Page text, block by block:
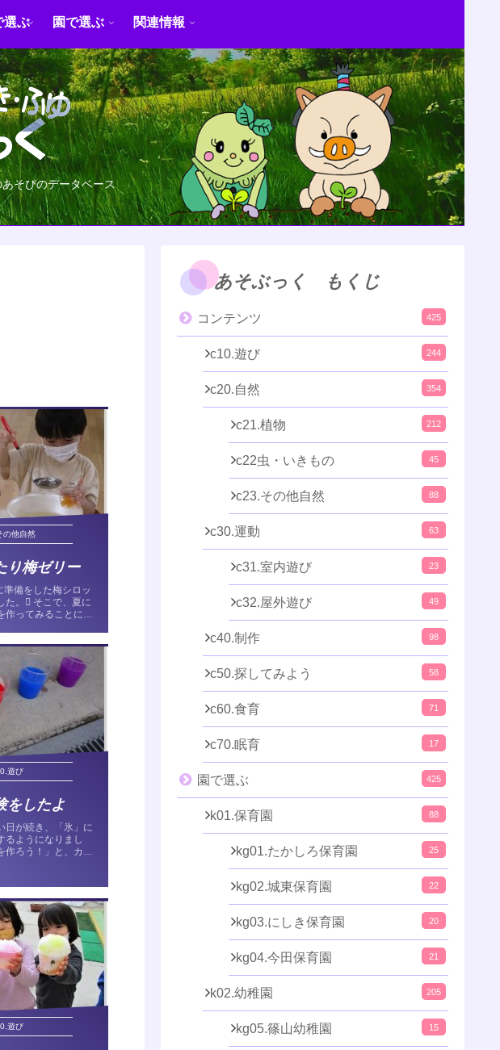
そびのデータベース
選ぶ 園で選ぶ 関連情報
の他自然
り梅ゼリー
備をした梅シロッ
た。 そこで、夏に
作ってみることにし
にみかん（缶詰を
遊び
をしたよ
日が続き、「氷」に
るようになりまし
作ろう！」と、カッ
カチンカチンに凍っ
対に向け...
遊び
あそぶっく もくじ
コンテンツ 425
c10.遊び 244
c20.自然 354
c21.植物 212
c22虫・いきもの 45
c23.その他自然 88
c30.運動 63
c31.室内遊び 23
c32.屋外遊び 49
c40.制作 98
c50.探してみよう 58
c60.食育 71
c70.眠育 17
園で選ぶ 425
k01.保育園 88
kg01.たかしろ保育園 25
kg02.城東保育園 22
kg03.にしき保育園 20
kg04.今田保育園 21
k02.幼稚園 205
kg05.篠山幼稚園 15